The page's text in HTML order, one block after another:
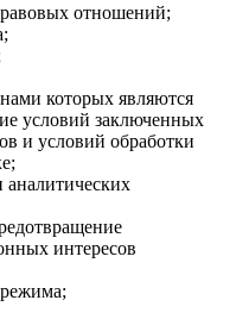
отношений;
которых являются
условий заключенных
и условий обработки
интересов